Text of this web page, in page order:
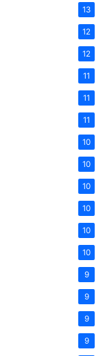
13
12
12
11
11
11
10
10
10
10
10
10
9
9
9
9